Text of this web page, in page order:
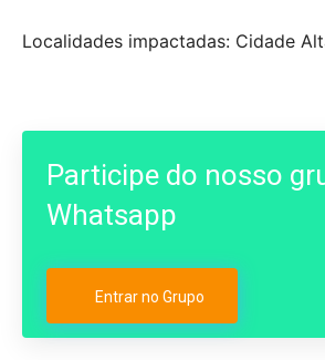
Localidades impactadas: Cidade
Participe do nosso
Whatsapp
Entrar no Grupo